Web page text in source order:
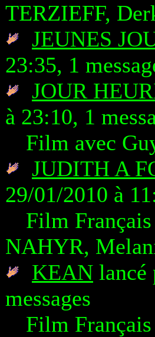
TERZIEFF,
JEUNES
23:35, 1
JOUR
à 23:10, 1
Film avec
JUDITH A
29/01/2010 à
Film
NAHYR,
KEAN lancé
messages
Film